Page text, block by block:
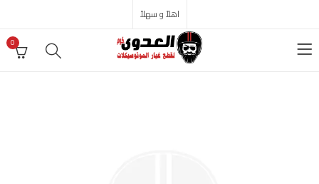
اهلاً و سهلاً
0